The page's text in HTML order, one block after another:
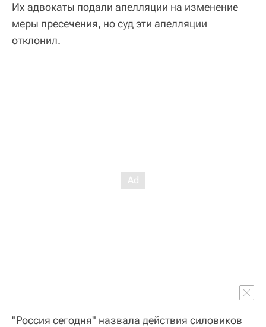
Их адвокаты подали апелляции на изменение
меры пресечения, но суд эти апелляции
отклонил.
"Россия сегодня" назвала действия силовиков